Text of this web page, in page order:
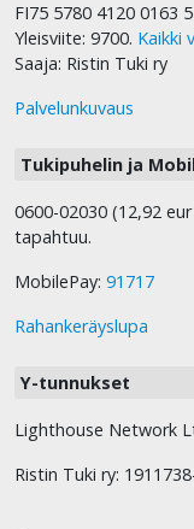
FI75 5780 4120 0163
Yleisviite: 9700. Kaikki
Saaja: Ristin Tuki ry
Palvelunkuvaus
Tukipuhelin ja
0600-02030 (12,92
tapahtuu.
MobilePay: 91717
Rahankeräyslupa
Y-tunnukset
Lighthouse Network
Ristin Tuki ry: